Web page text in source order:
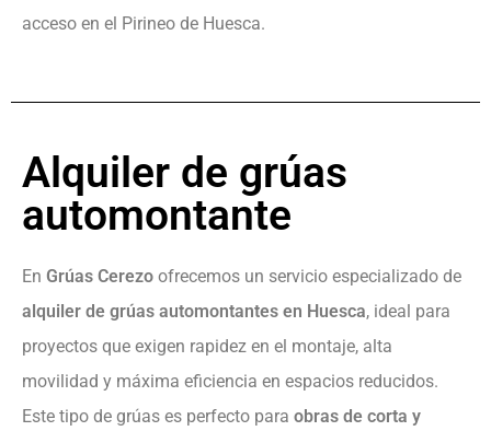
acceso en el Pirineo de Huesca.
Alquiler de grúas
automontante
En Grúas Cerezo ofrecemos un servicio especializado de
alquiler de grúas automontantes en Huesca, ideal para
proyectos que exigen rapidez en el montaje, alta
movilidad y máxima eficiencia en espacios reducidos.
Este tipo de grúas es perfecto para obras de corta y